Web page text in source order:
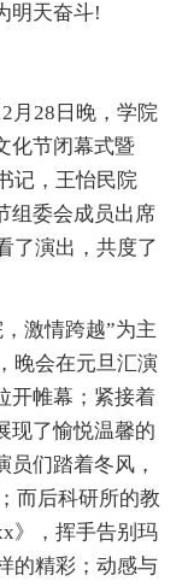
明天奋斗!
月28日晚，学院
化节闭幕式暨
记，王怡民院
组委会成员出席
了演出，共度了
激情跨越”为主
晚会在元旦汇演
开帷幕；紧接着
现了愉悦温馨的
们踏着冬风，
而后科研所的教
》，挥手告别玛
的精彩；动感与